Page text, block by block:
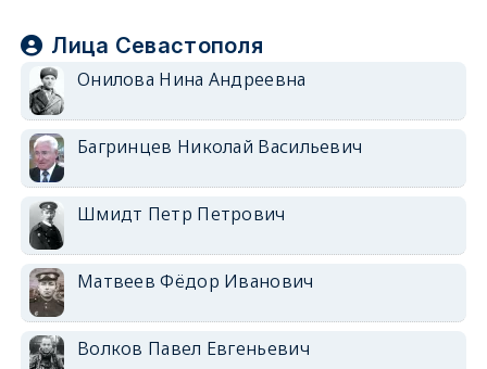
Лица Севастополя
Онилова Нина Андреевна
Багринцев Николай Васильевич
Шмидт Петр Петрович
Матвеев Фёдор Иванович
Волков Павел Евгеньевич